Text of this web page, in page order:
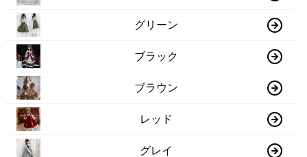
グリーン
ブラック
ブラウン
レッド
グレイ